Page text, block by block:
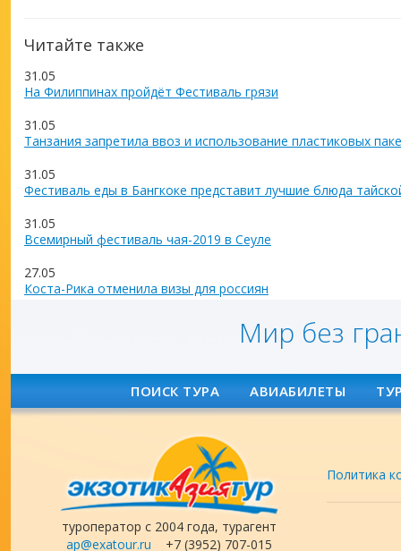
Читайте также
31.05
На Филиппинах пройдёт Фестиваль грязи
31.05
Танзания запретила ввоз и использование пластиковых
31.05
Фестиваль еды в Бангкоке представит лучшие блюда
31.05
Всемирный фестиваль чая-2019 в Сеуле
27.05
Коста-Рика отменила визы для россиян
Мир без
ПОИСК ТУРА АВИАБИЛЕТЫ
туроператор с 2004 года, турагент
ap@exatour.ru +7 (3952) 707-015
Политика